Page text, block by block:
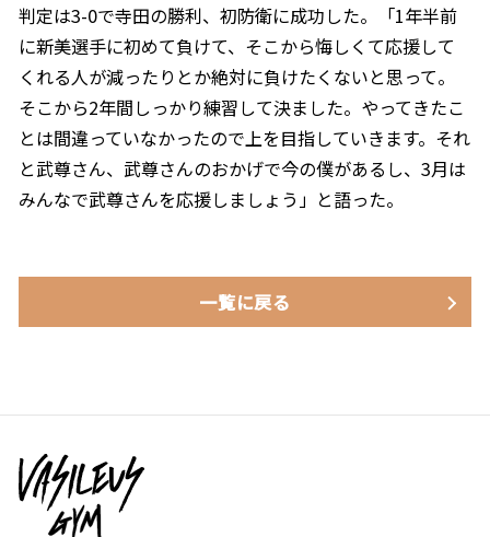
判定は3-0で寺田の勝利、初防衛に成功した。「1年半前
に新美選手に初めて負けて、そこから悔しくて応援して
くれる人が減ったりとか絶対に負けたくないと思って。
そこから2年間しっかり練習して決ました。やってきたこ
とは間違っていなかったので上を目指していきます。それ
と武尊さん、武尊さんのおかげで今の僕があるし、3月は
みんなで武尊さんを応援しましょう」と語った。
一覧に戻る